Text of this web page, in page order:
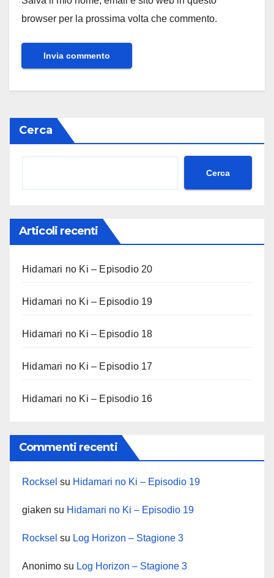
browser per la prossima volta che commento.
Cerca
Cerca
Articoli recenti
Hidamari no Ki – Episodio 20
Hidamari no Ki – Episodio 19
Hidamari no Ki – Episodio 18
Hidamari no Ki – Episodio 17
Hidamari no Ki – Episodio 16
Commenti recenti
Rocksel su Hidamari no Ki – Episodio 19
giaken su Hidamari no Ki – Episodio 19
Rocksel su Log Horizon – Stagione 3
Anonimo su Log Horizon – Stagione 3